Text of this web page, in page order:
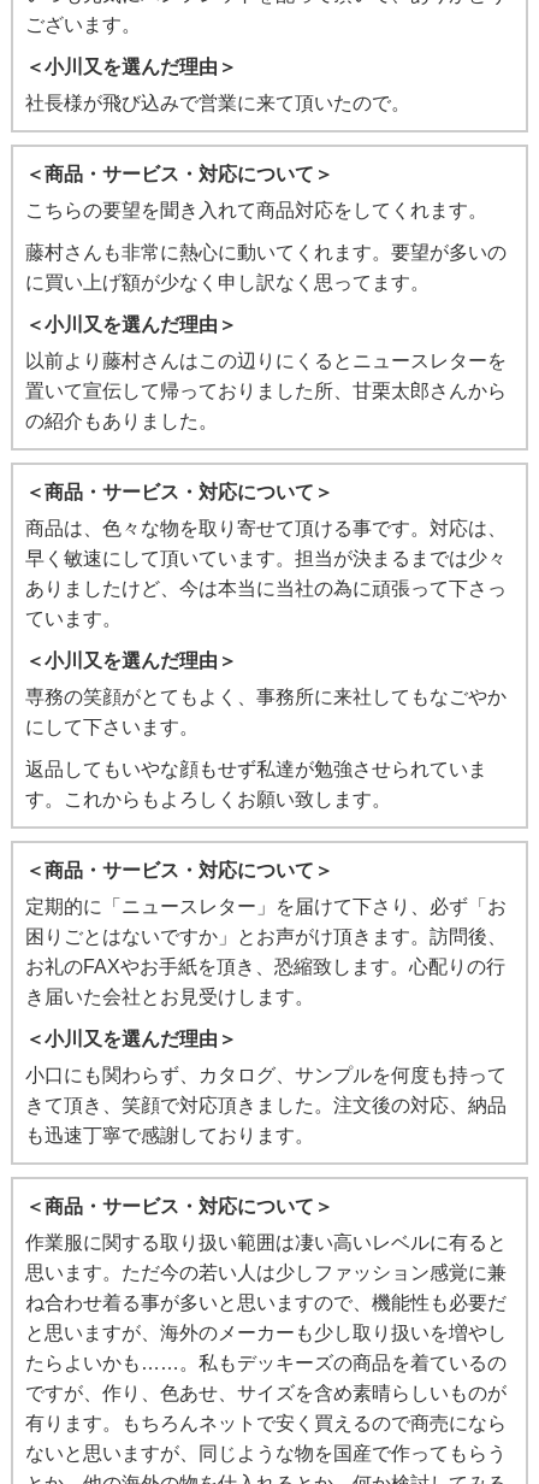
ございます。
＜小川又を選んだ理由＞
社長様が飛び込みで営業に来て頂いたので。
＜商品・サービス・対応について＞
こちらの要望を聞き入れて商品対応をしてくれます。
藤村さんも非常に熱心に動いてくれます。要望が多いの
に買い上げ額が少なく申し訳なく思ってます。
＜小川又を選んだ理由＞
以前より藤村さんはこの辺りにくるとニュースレターを
置いて宣伝して帰っておりました所、甘栗太郎さんから
の紹介もありました。
＜商品・サービス・対応について＞
商品は、色々な物を取り寄せて頂ける事です。対応は、
早く敏速にして頂いています。担当が決まるまでは少々
ありましたけど、今は本当に当社の為に頑張って下さっ
ています。
＜小川又を選んだ理由＞
専務の笑顔がとてもよく、事務所に来社してもなごやか
にして下さいます。
返品してもいやな顔もせず私達が勉強させられていま
す。これからもよろしくお願い致します。
＜商品・サービス・対応について＞
定期的に「ニュースレター」を届けて下さり、必ず「お
困りごとはないですか」とお声がけ頂きます。訪問後、
お礼のFAXやお手紙を頂き、恐縮致します。心配りの行
き届いた会社とお見受けします。
＜小川又を選んだ理由＞
小口にも関わらず、カタログ、サンプルを何度も持って
きて頂き、笑顔で対応頂きました。注文後の対応、納品
も迅速丁寧で感謝しております。
＜商品・サービス・対応について＞
作業服に関する取り扱い範囲は凄い高いレベルに有ると
思います。ただ今の若い人は少しファッション感覚に兼
ね合わせ着る事が多いと思いますので、機能性も必要だ
と思いますが、海外のメーカーも少し取り扱いを増やし
たらよいかも……。私もデッキーズの商品を着ているの
ですが、作り、色あせ、サイズを含め素晴らしいものが
有ります。もちろんネットで安く買えるので商売になら
ないと思いますが、同じような物を国産で作ってもらう